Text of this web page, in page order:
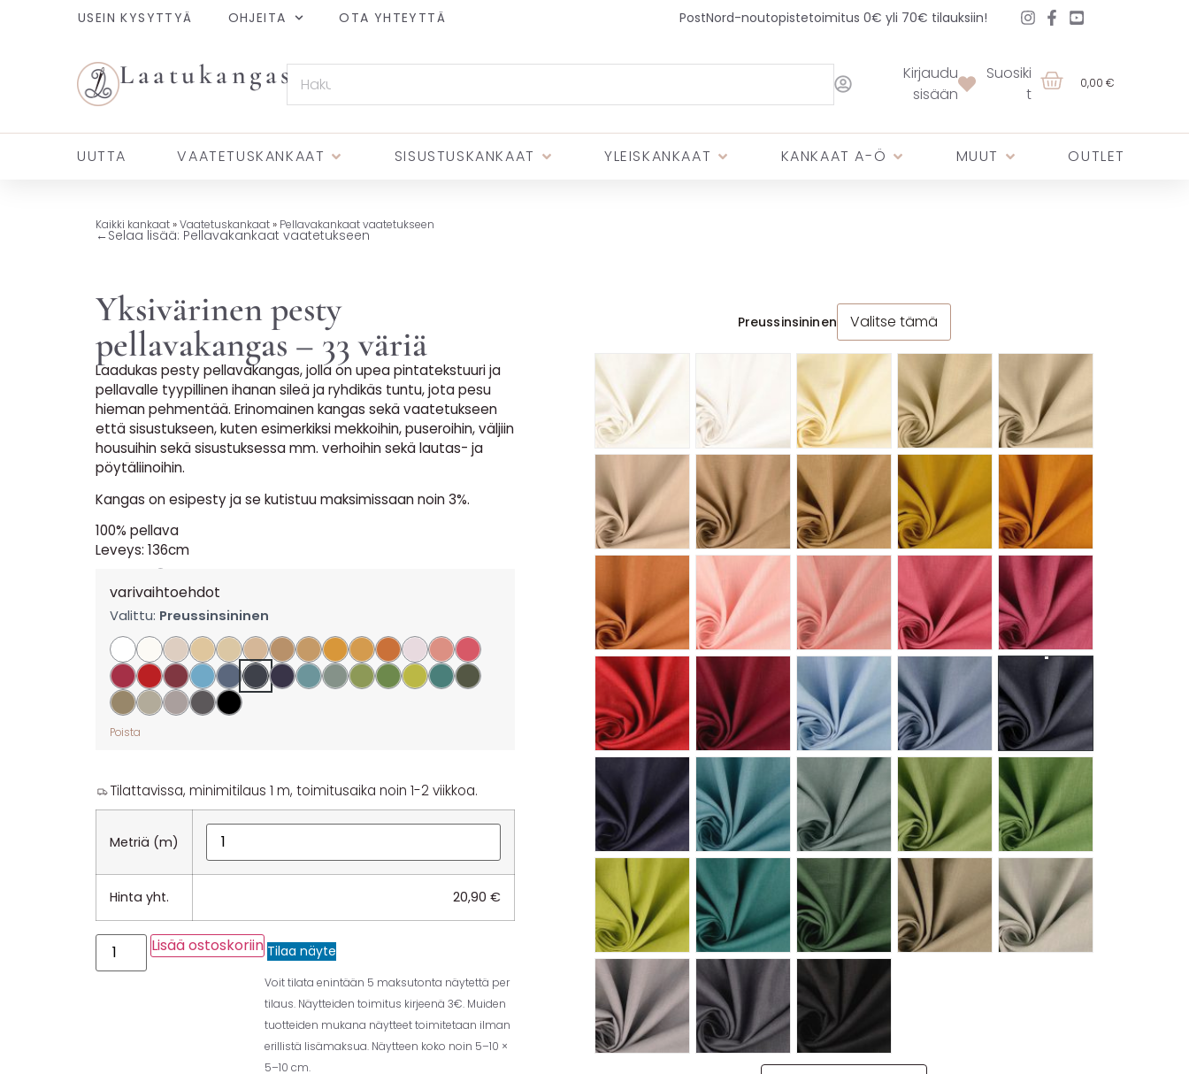
USEIN KYSYTTYÄ OHJEITA OTA YHTEYTTÄ PostNord-noutopistetoimitus 0€ yli 70€ tilauksiin!
Laatukangas
Kirjaudu
sisään
Suosiki
t
0,00 €
UUTTA VAATETUSKANKAAT SISUSTUSKANKAAT YLEISKANKAAT KANKAAT A-Ö MUUT OUTLET
Kaikki kankaat»Vaatetuskankaat» Pellavakankaat vaatetukseen
←Selaa lisää: Pellavakankaat vaatetukseen
Yksivärinen pesty
pellavakangas – 33 väriä
Laadukas pesty pellavakangas, jolla on upea pintatekstuuri ja
pellavalle tyypillinen ihanan sileä ja ryhdikäs tuntu, jota pesu
hieman pehmentää. Erinomainen kangas sekä vaatetukseen
että sisustukseen, kuten esimerkiksi mekkoihin, puseroihin, väljiin
housuihin sekä sisustuksessa mm. verhoihin sekä lautas- ja
pöytäliinoihin.
Kangas on esipesty ja se kutistuu maksimissaan noin 3%.
100% pellava
Leveys: 136cm
€
varivaihtoehdot
Valittu: Preussinsininen
Poista
Tilattavissa, minimitilaus 1 m, toimitusaika noin 1-2 viikkoa.
Metriä (m)
Hinta yht. 20,90 €
Lisää ostoskoriin Tilaa näyte
Voit tilata enintään 5 maksutonta näytettä per
tilaus. Näytteiden toimitus kirjeenä 3€. Muiden
tuotteiden mukana näytteet toimitetaan ilman
erillistä lisämaksua. Näytteen koko noin 5–10 ×
5–10 cm.
Preussinsininen Valitse tämä